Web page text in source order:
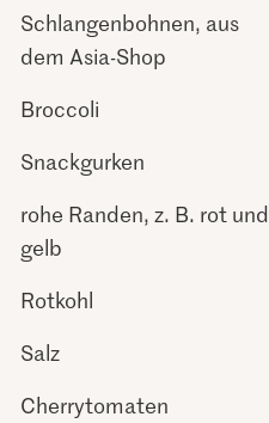
Schlangenbohnen, aus
dem Asia-Shop
Broccoli
Snackgurken
rohe Randen, z. B. rot und
gelb
Rotkohl
Salz
Cherrytomaten